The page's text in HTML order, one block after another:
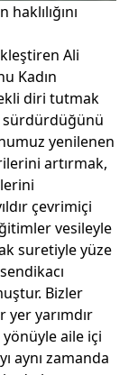
haklılığını
Ali
Kadın
diri tutmak
sürdürdüğünü
yenilenen
artırmak,
çevrimiçi
vesileyle
suretiyle yüze
Bizler
yer yarımdır
aile içi
aynı zamanda